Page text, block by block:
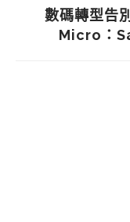
數碼轉型告
Micro：